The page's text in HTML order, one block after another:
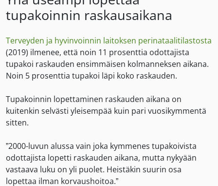
tupakoinnin raskausaikana
Terveyden ja hyvinvoinnin laitoksen perinataalitilastosta
(2019) ilmenee, että noin 11 prosenttia odottajista
tupakoi raskauden ensimmäisen kolmanneksen aikana.
Noin 5 prosenttia tupakoi läpi koko raskauden.
Tupakoinnin lopettaminen raskauden aikana on
kuitenkin selvästi yleisempää kuin pari vuosikymmentä
sitten.
”2000-luvun alussa vain joka kymmenes tupakoivista
odottajista lopetti raskauden aikana, mutta nykyään
vastaava luku on yli puolet. Heistäkin suurin osa
lopettaa ilman korvaushoitoa.”